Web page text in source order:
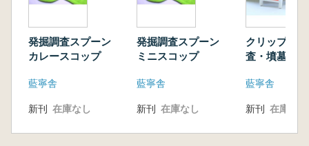
発掘調査スプーン
カレースコップ
藍寧舎
新刊 在庫なし
発掘調査スプーン
ミニスコップ
藍寧舎
新刊 在庫なし
クリップ 発
査・墳墓築造
藍寧舎
新刊 在庫なし